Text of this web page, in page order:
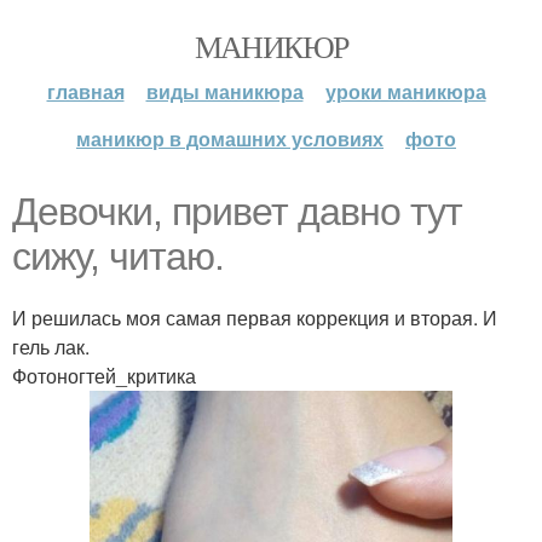
МАНИКЮР
главная виды маникюра
уроки маникюра
маникюр в домашних условиях
фото
Девочки, привет давно тут
сижу, читаю.
И решилась моя самая первая коррекция и вторая. И
гель лак.
Фотоногтей_критика